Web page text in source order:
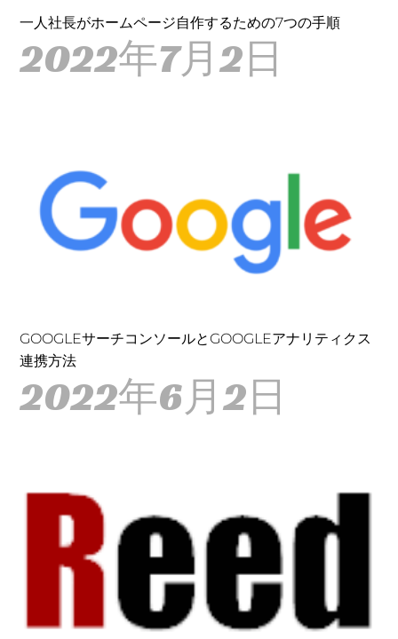
一人社長がホームページ自作するための7つの手順
2022年7月2日
GOOGLEサーチコンソールとGOOGLEアナリティクス
連携方法
2022年6月2日